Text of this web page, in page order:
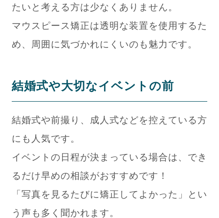
たいと考える方は少なくありません。
マウスピース矯正は透明な装置を使用するた
め、周囲に気づかれにくいのも魅力です。
結婚式や大切なイベントの前
結婚式や前撮り、成人式などを控えている方
にも人気です。
イベントの日程が決まっている場合は、でき
るだけ早めの相談がおすすめです！
「写真を見るたびに矯正してよかった」とい
う声も多く聞かれます。